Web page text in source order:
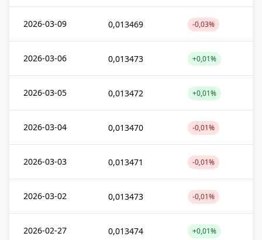
2026-03-09 0,013469 -0,03%
2026-03-06 0,013473 +0,01%
2026-03-05 0,013472 +0,01%
2026-03-04 0,013470 -0,01%
2026-03-03 0,013471 -0,01%
2026-03-02 0,013473 -0,01%
2026-02-27 0,013474 +0,01%